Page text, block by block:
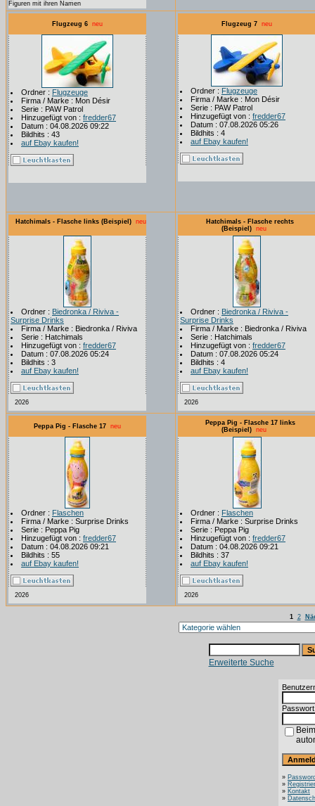
Figuren mit ihren Namen
Flugzeug 6 neu
Ordner : Flugzeuge
Firma / Marke : Mon Désir
Serie : PAW Patrol
Hinzugefügt von : fredder67
Datum : 04.08.2026 09:22
Bildhits : 43
auf Ebay kaufen!
Flugzeug 7 neu
Ordner : Flugzeuge
Firma / Marke : Mon Désir
Serie : PAW Patrol
Hinzugefügt von : fredder67
Datum : 07.08.2026 05:26
Bildhits : 4
auf Ebay kaufen!
Hatchimals - Flasche links (Beispiel) neu
Ordner : Biedronka / Riviva -
Surprise Drinks
Firma / Marke : Biedronka / Riviva
Serie : Hatchimals
Hinzugefügt von : fredder67
Datum : 07.08.2026 05:24
Bildhits : 3
auf Ebay kaufen!
2026
Hatchimals - Flasche rechts
(Beispiel)
neu
Ordner : Biedronka / Riviva -
Surprise Drinks
Firma / Marke : Biedronka / Riviva
Serie : Hatchimals
Hinzugefügt von : fredder67
Datum : 07.08.2026 05:24
Bildhits : 4
auf Ebay kaufen!
2026
Peppa Pig - Flasche 17 neu
Ordner : Flaschen
Firma / Marke : Surprise Drinks
Serie : Peppa Pig
Hinzugefügt von : fredder67
Datum : 04.08.2026 09:21
Bildhits : 55
auf Ebay kaufen!
2026
Peppa Pig - Flasche 17 links
(Beispiel)
neu
Ordner : Flaschen
Firma / Marke : Surprise Drinks
Serie : Peppa Pig
Hinzugefügt von : fredder67
Datum : 04.08.2026 09:21
Bildhits : 37
auf Ebay kaufen!
2026
1 2
Erweiterte Suche
»
»
» Kontakt
»